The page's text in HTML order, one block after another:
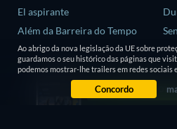
El aspirante
Além da Barreira do Tempo
A Fortaleza Secreta
Ao abrigo da nova legislação da UE sobre
guardamos o seu histórico das páginas que
podemos mostrar-lhe trailers em redes sociais
Concordo